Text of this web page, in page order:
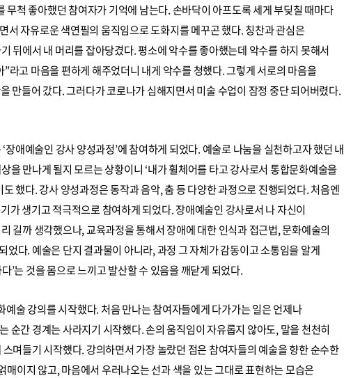
척 좋아했던 참여자가 기억에 남는다. 손바닥이 아프도록 세게 부딪칠 때마다
서 자유로운 색연필의 움직임으로 도화지를 메꾸곤 했다. 칭찬과 관심은
뒤에서 내 머리를 잡아당겼다. 평소에 악수를 좋아했는데 악수를 하지 못해서
라고 마음을 편하게 해주었더니 내게 악수를 청했다. 그렇게 서로의 마음을
만들어 갔다. 그러다가 코로나가 심해지면서 미술 수업이 잠정 중단 되어버렸다.
애예술인 강사 양성과정’에 참여하게 되었다. 예술로 나눔을 실천하고자 했던 내
을 만나게 될지 모르는 상황이니 ‘내가 휠체어를 타고 강사로서 통합문화예술을
했다. 강사 양성과정은 동작과 음악, 춤 등 다양한 과정으로 진행되었다. 처음엔
가 생기고 적극적으로 참여하게 되었다. 장애예술인 강사로서 나 자신이
길까 생각했으나, 교육과정을 통해서 장애에 대한 인식과 접근법, 문화예술의
었다. 예술은 단지 결과물이 아니라, 과정 그 자체가 감동이고 소통임을 알게
’는 것을 몸으로 느끼고 발산할 수 있음을 깨닫게 되었다.
술 강의를 시작했다. 처음 만나는 참여자들에게 다가가는 일은 언제나
순간 경계는 사라지기 시작했다. 손의 움직임이 자유롭지 않아도, 말을 천천히
며들기 시작했다. 강의하면서 가장 놀랐던 점은 참여자들의 예술을 향한 순수한
이지 않고, 마음에서 우러나오는 선과 색을 있는 그대로 표현하는 모습은